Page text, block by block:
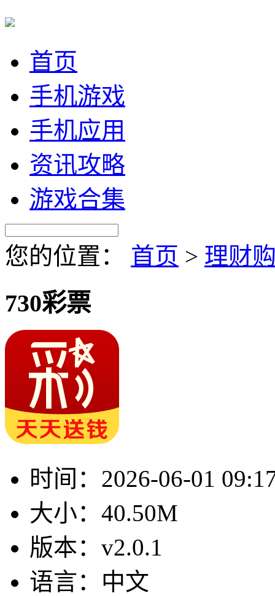
首页
手机游戏
手机应用
资讯攻略
游戏合集
您的位置： 首页 > 理财
730彩票
时间： 2026-06-01
大小： 40.50M
版本： v2.0.1
语言： 中文